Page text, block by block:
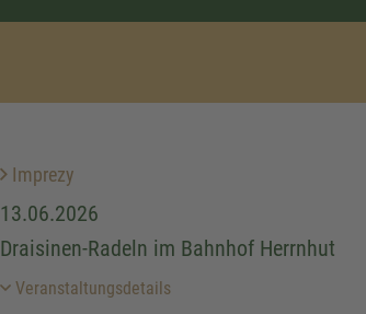
Imprezy
13.06.2026
Draisinen-Radeln im Bahnhof Herrnhut
Veranstaltungsdetails